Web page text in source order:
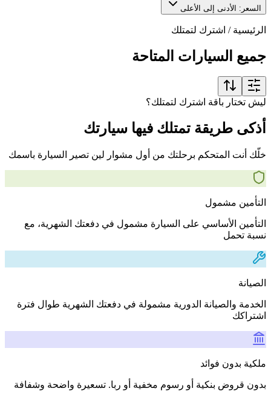
السعر: الأدنى إلى الأعلى
الرئيسية / اشترك لتمتلك
جميع السيارات المتاحة
ليش تختار باقة اشترك لتمتلك؟
أذكى طريقة تمتلك فيها سيارتك
خلّك أنت المتحكم برحلتك من أول مشوار لين تصير السيارة باسمك
التأمين مشمول
التأمين الأساسي على السيارة مشمول في دفعتك الشهرية، مع
نسبة تحمل
الصيانة
الخدمة والصيانة الدورية مشمولة في دفعتك الشهرية طوال فترة
اشتراكك
ملكية بدون فوائد
بدون قروض بنكية أو رسوم مخفية أو ربا. تسعيرة واضحة وشفافة